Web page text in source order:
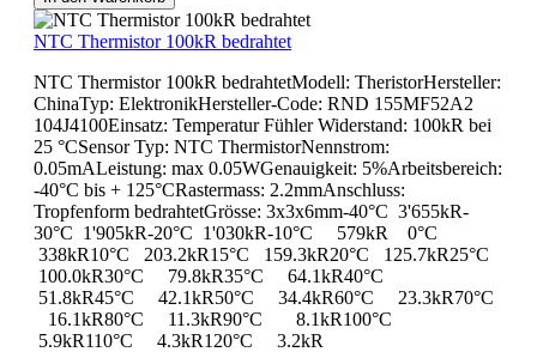
NTC Thermistor 100kR bedrahtet
NTC Thermistor 100kR bedrahtetModell: TheristorHersteller:
ChinaTyp: ElektronikHersteller-Code: RND 155MF52A2
104J4100Einsatz: Temperatur Fühler Widerstand: 100kR bei
25 °CSensor Typ: NTC ThermistorNennstrom:
0.05mALeistung: max 0.05WGenauigkeit: 5%Arbeitsbereich:
-40°C bis + 125°CRastermass: 2.2mmAnschluss:
Tropfenform bedrahtetGrösse: 3x3x6mm-40°C 3'655kR-
30°C 1'905kR-20°C 1'030kR-10°C 579kR 0°C
338kR10°C 203.2kR15°C 159.3kR20°C 125.7kR25°C
100.0kR30°C 79.8kR35°C 64.1kR40°C
51.8kR45°C 42.1kR50°C 34.4kR60°C 23.3kR70°C
16.1kR80°C 11.3kR90°C 8.1kR100°C
5.9kR110°C 4.3kR120°C 3.2kR